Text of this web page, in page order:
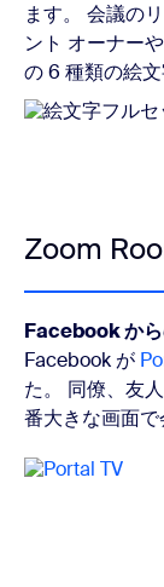
ます。 会議の
ント オーナー
の 6 種類の絵
Zoom
Facebook か
Facebook が
た。 同僚、友
番大きな画面で